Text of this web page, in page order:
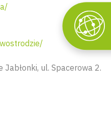
Jabłonki, ul. Spacerowa 2.